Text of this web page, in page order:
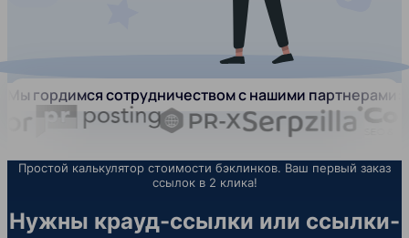
Мы гордимся сотрудничеством с нашими партнерами:
Простой калькулятор стоимости бэклинков. Ваш первый заказ
ссылок в 2 клика!
Нужны крауд-ссылки или ссылки-